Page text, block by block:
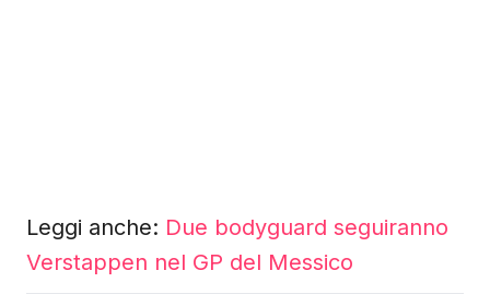
Leggi anche: Due bodyguard seguiranno
Verstappen nel GP del Messico